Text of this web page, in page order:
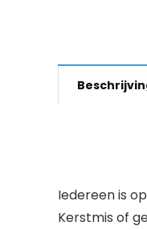
Iedereen is
Kerstmis of